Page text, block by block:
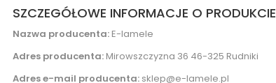
SZCZEGÓŁOWE INFORMACJE O PRODUKCIE
Nazwa producenta: E-lamele
Adres producenta: Mirowszczyzna 36 46-325 Rudniki
Adres e-mail producenta: sklep@e-lamele.pl